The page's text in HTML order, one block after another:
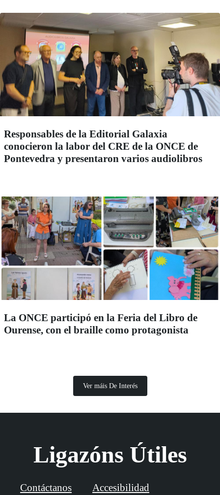
Responsables de la Editorial Galaxia
conocieron la labor del CRE de la ONCE de
Pontevedra y presentaron varios audiolibros
La ONCE participó en la Feria del Libro de
Ourense, con el braille como protagonista
Ver máis De Interés
Ligazóns Útiles
Contáctanos Accesibilidad